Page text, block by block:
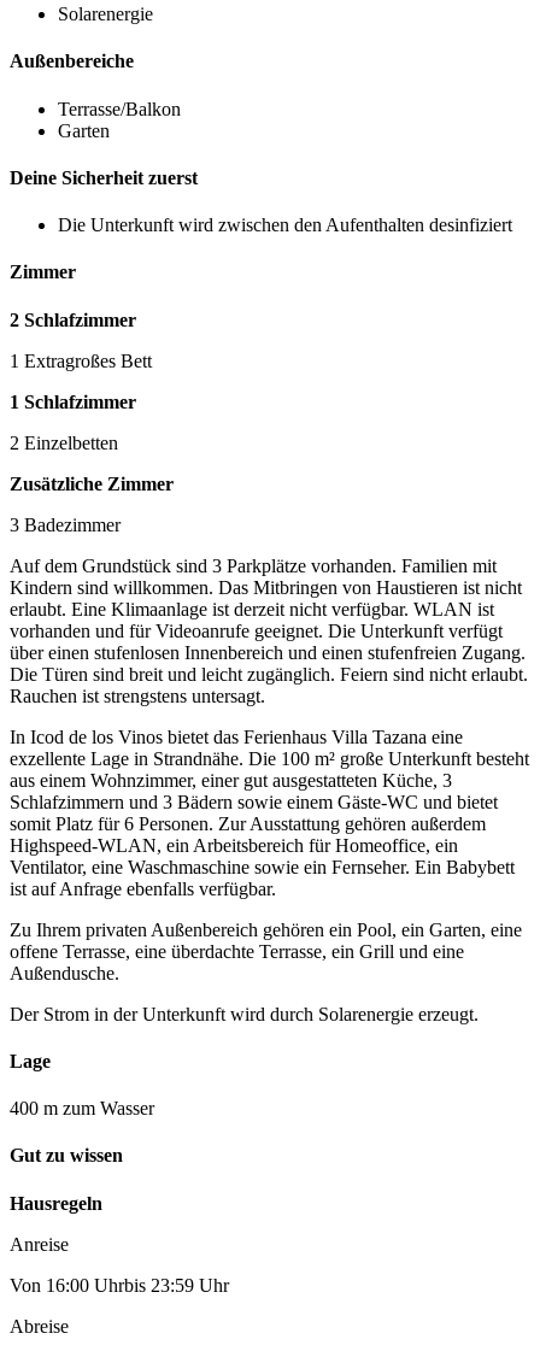
Solarenergie
Außenbereiche
Terrasse/Balkon
Garten
Deine Sicherheit zuerst
Die Unterkunft wird zwischen den Aufenthalten desinfiziert
Zimmer
2 Schlafzimmer
1 Extragroßes Bett
1 Schlafzimmer
2 Einzelbetten
Zusätzliche Zimmer
3 Badezimmer
Auf dem Grundstück sind 3 Parkplätze vorhanden. Familien mit
Kindern sind willkommen. Das Mitbringen von Haustieren ist nicht
erlaubt. Eine Klimaanlage ist derzeit nicht verfügbar. WLAN ist
vorhanden und für Videoanrufe geeignet. Die Unterkunft verfügt
über einen stufenlosen Innenbereich und einen stufenfreien Zugang.
Die Türen sind breit und leicht zugänglich. Feiern sind nicht erlaubt.
Rauchen ist strengstens untersagt.
In Icod de los Vinos bietet das Ferienhaus Villa Tazana eine
exzellente Lage in Strandnähe. Die 100 m² große Unterkunft besteht
aus einem Wohnzimmer, einer gut ausgestatteten Küche, 3
Schlafzimmern und 3 Bädern sowie einem Gäste-WC und bietet
somit Platz für 6 Personen. Zur Ausstattung gehören außerdem
Highspeed-WLAN, ein Arbeitsbereich für Homeoffice, ein
Ventilator, eine Waschmaschine sowie ein Fernseher. Ein Babybett
ist auf Anfrage ebenfalls verfügbar.
Zu Ihrem privaten Außenbereich gehören ein Pool, ein Garten, eine
offene Terrasse, eine überdachte Terrasse, ein Grill und eine
Außendusche.
Der Strom in der Unterkunft wird durch Solarenergie erzeugt.
Lage
400 m zum Wasser
Gut zu wissen
Hausregeln
Anreise
Von 16:00 Uhrbis 23:59 Uhr
Abreise